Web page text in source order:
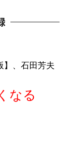
】、石田芳夫
なる